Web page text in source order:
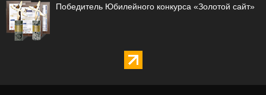
Победитель Юбилейного конкурса «Золотой сайт»